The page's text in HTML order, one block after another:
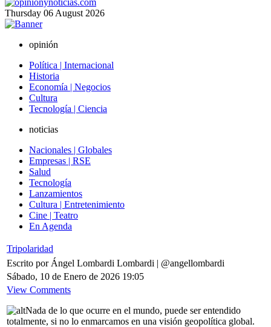
Thursday 06 August 2026
opinión
Política | Internacional
Historia
Economía | Negocios
Cultura
Tecnología | Ciencia
noticias
Nacionales | Globales
Empresas | RSE
Salud
Tecnología
Lanzamientos
Cultura | Entretenimiento
Cine | Teatro
En Agenda
Tripolaridad
Escrito por Ángel Lombardi Lombardi | @angellombardi
Sábado, 10 de Enero de 2026 19:05
View Comments
Nada de lo que ocurre en el mundo, puede ser entendido
totalmente, si no lo enmarcamos en una visión geopolítica global.